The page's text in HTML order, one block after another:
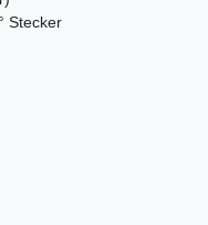
Stecker